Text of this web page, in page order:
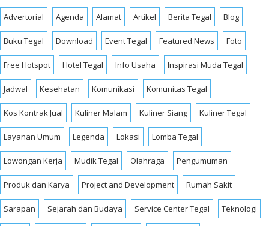
Advertorial Agenda Alamat Artikel Berita Tegal Blog
Buku Tegal Download Event Tegal Featured News Foto
Free Hotspot Hotel Tegal Info Usaha Inspirasi Muda Tegal
Jadwal Kesehatan Komunikasi Komunitas Tegal
Kos Kontrak Jual Kuliner Malam Kuliner Siang Kuliner Tegal
Layanan Umum Legenda Lokasi Lomba Tegal
Lowongan Kerja Mudik Tegal Olahraga Pengumuman
Produk dan Karya Project and Development Rumah Sakit
Sarapan Sejarah dan Budaya Service Center Tegal Teknologi